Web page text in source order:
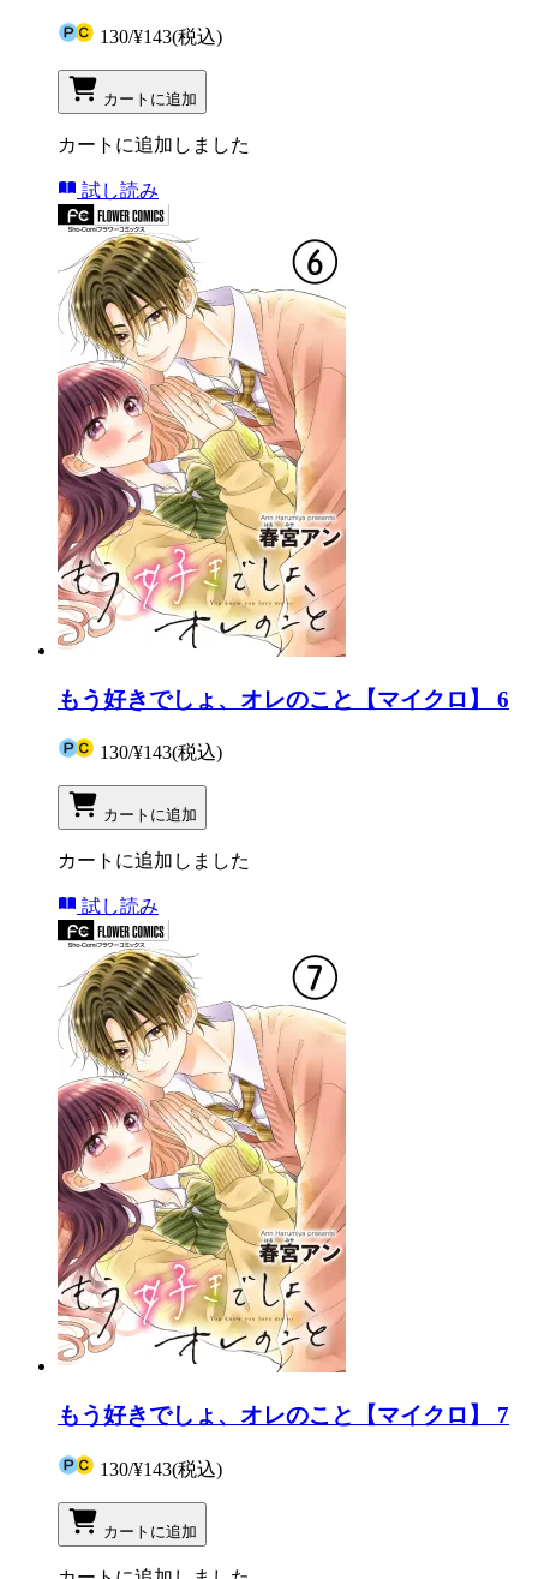
130/¥143(税込)
カートに追加
カートに追加しました
試し読み
もう好きでしょ、オレのこと【マイクロ】 6
130/¥143(税込)
カートに追加
カートに追加しました
試し読み
もう好きでしょ、オレのこと【マイクロ】 7
130/¥143(税込)
カートに追加